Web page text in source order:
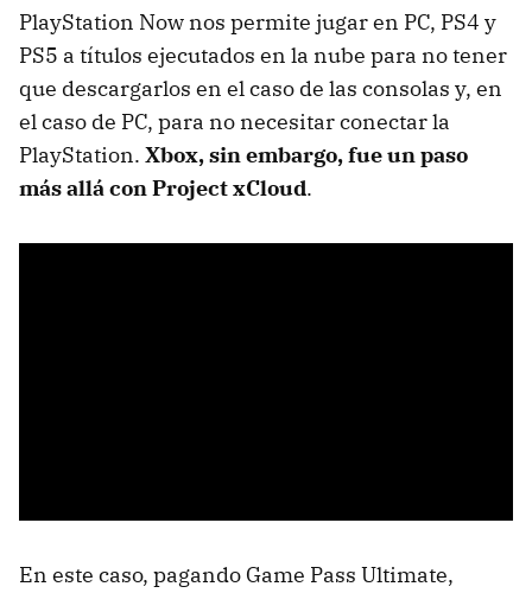
PlayStation Now nos permite jugar en PC, PS4 y
PS5 a títulos ejecutados en la nube para no tener
que descargarlos en el caso de las consolas y, en
el caso de PC, para no necesitar conectar la
PlayStation. Xbox, sin embargo, fue un paso
más allá con Project xCloud.
En este caso, pagando Game Pass Ultimate,